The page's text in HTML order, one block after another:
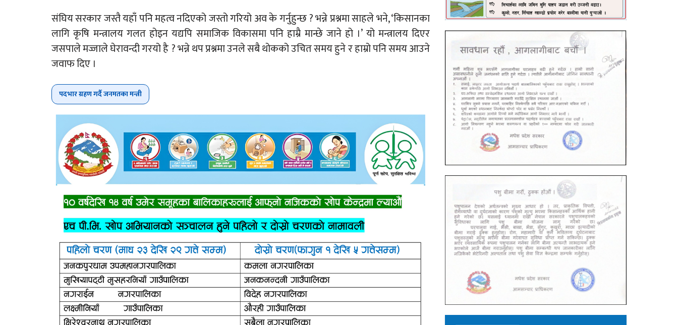
संघिय सरकार जस्तै यहाँ पनि महत्व नदिएको जस्तो गरियो अव के गर्नुहुन्छ ? भन्ने प्रश्नमा साहले भने, ‘किसानका
लागि कृषि मन्त्रालय गलत होइन यद्यपि समाजिक विकासमा पनि हाम्रै मान्छे जाने हो ।’ यो मन्त्रालय दिएर
जसपाले मज्जाले घेरावन्दी गरयो है ? भन्ने थप प्रश्नमा उनले सबै थोकको उचित समय हुने र हाम्रो पनि समय आउने
जवाफ दिए ।
पदभार ग्रहण गर्दै जनमतका मन्त्री